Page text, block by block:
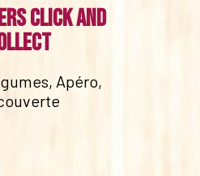
click and
Apéro,